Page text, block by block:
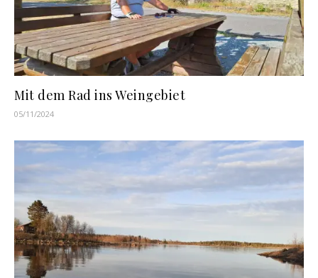
Mit dem Rad ins Weingebiet
05/11/2024